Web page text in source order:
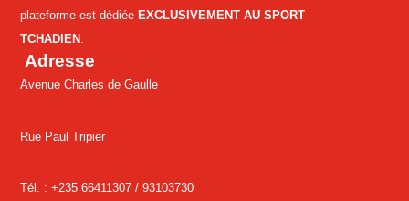
plateforme est dédiée EXCLUSIVEMENT AU SPORT
TCHADIEN .
Adresse
Avenue Charles de Gaulle
Rue Paul Tripier
Tél. : +235 66411307 /93103730